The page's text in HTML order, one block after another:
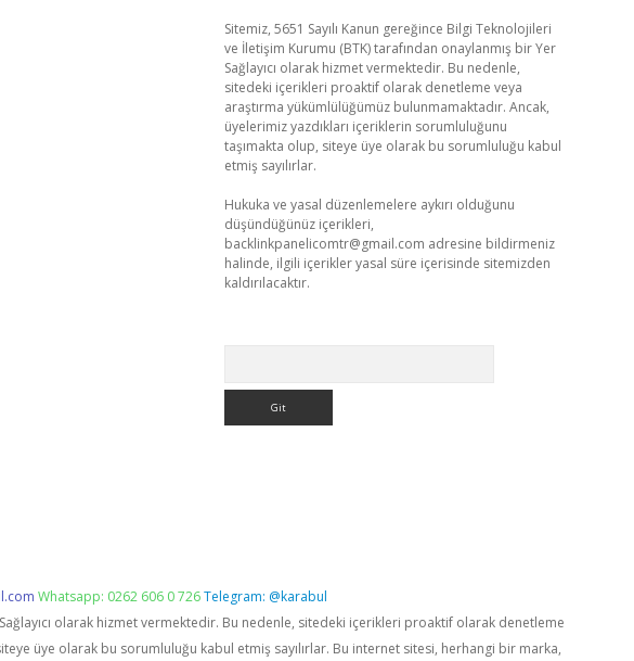
Sitemiz, 5651 Sayılı Kanun gereğince Bilgi Teknolojileri
ve İletişim Kurumu (BTK) tarafından onaylanmış bir Yer
Sağlayıcı olarak hizmet vermektedir. Bu nedenle,
sitedeki içerikleri proaktif olarak denetleme veya
araştırma yükümlülüğümüz bulunmamaktadır. Ancak,
üyelerimiz yazdıkları içeriklerin sorumluluğunu
taşımakta olup, siteye üye olarak bu sorumluluğu kabul
etmiş sayılırlar.
Hukuka ve yasal düzenlemelere aykırı olduğunu
düşündüğünüz içerikleri,
backlinkpanelicomtr@gmail.com adresine bildirmeniz
halinde, ilgili içerikler yasal süre içerisinde sitemizden
kaldırılacaktır.
Whatsapp: 0262 606 0 726Telegram: @karabul
olarak hizmet vermektedir. Bu nedenle, sitedeki içerikleri proaktif olarak denetleme
üye olarak bu sorumluluğu kabul etmiş sayılırlar. Bu internet sitesi, herhangi bir marka,